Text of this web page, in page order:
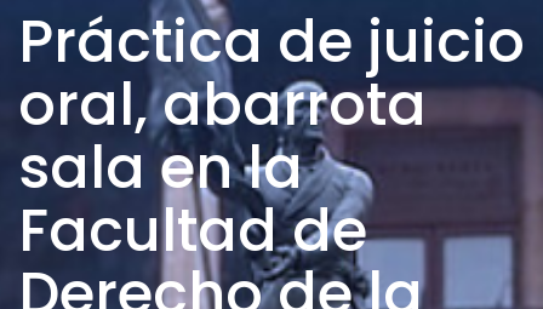
Práctica de juicio
oral, abarrota
sala en la
Facultad de